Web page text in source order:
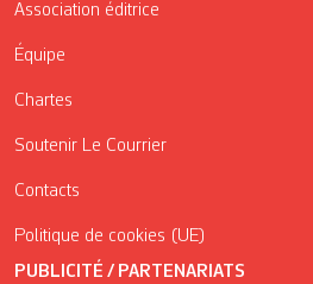
Association éditrice
Équipe
Chartes
Soutenir Le Courrier
Contacts
Politique de cookies (UE)
PUBLICITÉ / PARTENARIATS